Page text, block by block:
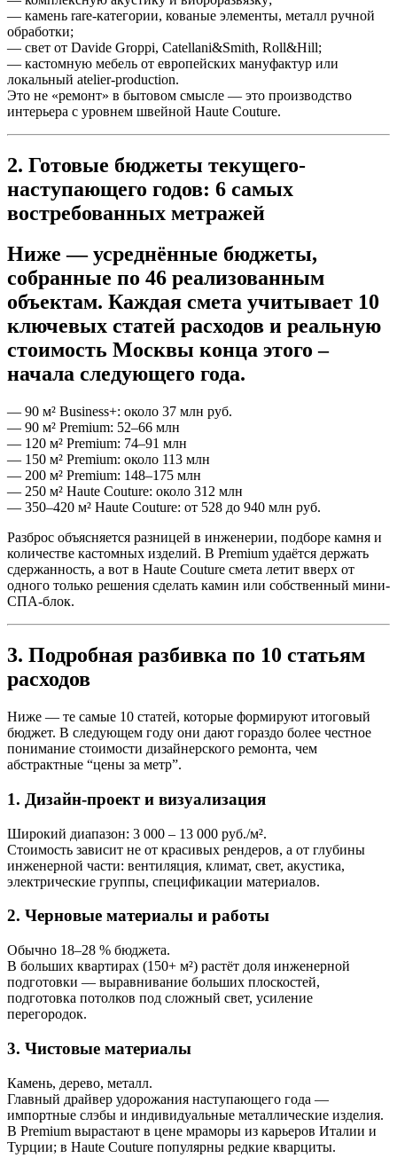
— камень rare-категории, кованые элементы, металл ручной
обработки;
— свет от Davide Groppi, Catellani&Smith, Roll&Hill;
— кастомную мебель от европейских мануфактур или
локальный atelier-production.
Это не «ремонт» в бытовом смысле — это производство
интерьера с уровнем швейной Haute Couture.
2. Готовые бюджеты текущего-
наступающего годов: 6 самых
востребованных метражей
Ниже — усреднённые бюджеты,
собранные по 46 реализованным
объектам. Каждая смета учитывает 10
ключевых статей расходов и реальную
стоимость Москвы конца этого –
начала следующего года.
— 90 м² Business+: около 37 млн руб.
— 90 м² Premium: 52–66 млн
— 120 м² Premium: 74–91 млн
— 150 м² Premium: около 113 млн
— 200 м² Premium: 148–175 млн
— 250 м² Haute Couture: около 312 млн
— 350–420 м² Haute Couture: от 528 до 940 млн руб.
Разброс объясняется разницей в инженерии, подборе камня и
количестве кастомных изделий. В Premium удаётся держать
сдержанность, а вот в Haute Couture смета летит вверх от
одного только решения сделать камин или собственный мини-
СПА-блок.
3. Подробная разбивка по 10 статьям
расходов
Ниже — те самые 10 статей, которые формируют итоговый
бюджет. В следующем году они дают гораздо более честное
понимание стоимости дизайнерского ремонта, чем
абстрактные “цены за метр”.
1. Дизайн-проект и визуализация
Широкий диапазон: 3 000 – 13 000 руб./м².
Стоимость зависит не от красивых рендеров, а от глубины
инженерной части: вентиляция, климат, свет, акустика,
электрические группы, спецификации материалов.
2. Черновые материалы и работы
Обычно 18–28 % бюджета.
В больших квартирах (150+ м²) растёт доля инженерной
подготовки — выравнивание больших плоскостей,
подготовка потолков под сложный свет, усиление
перегородок.
3. Чистовые материалы
Камень, дерево, металл.
Главный драйвер удорожания наступающего года —
импортные слэбы и индивидуальные металлические изделия.
В Premium вырастают в цене мраморы из карьеров Италии и
Турции; в Haute Couture популярны редкие кварциты.